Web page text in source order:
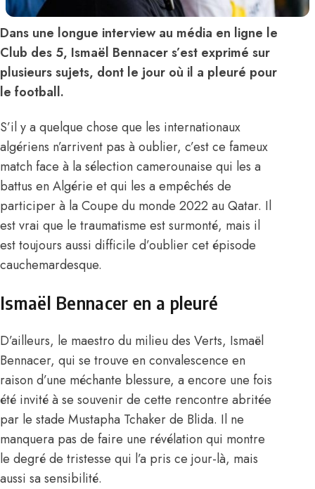
Dans une longue interview au média en ligne le
Club des 5, Ismaël Bennacer s’est exprimé sur
plusieurs sujets, dont le jour où il a pleuré pour
le football.
S’il y a quelque chose que les internationaux
algériens n’arrivent pas à oublier, c’est ce fameux
match face à la sélection camerounaise qui les a
battus en Algérie et qui les a empêchés de
participer à la Coupe du monde 2022 au Qatar. Il
est vrai que le traumatisme est surmonté, mais il
est toujours aussi difficile d’oublier cet épisode
cauchemardesque.
Ismaël Bennacer en a pleuré
D’ailleurs, le maestro du milieu des Verts, Ismaël
Bennacer, qui se trouve en convalescence en
raison d’une méchante blessure, a encore une fois
été invité à se souvenir de cette rencontre abritée
par le stade Mustapha Tchaker de Blida. Il ne
manquera pas de faire une révélation qui montre
le degré de tristesse qui l’a pris ce jour-là, mais
aussi sa sensibilité.